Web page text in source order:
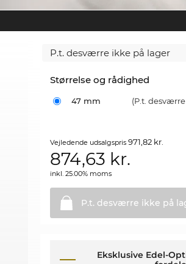
P.t. desværre ikke på lager
Størrelse og rådighed
47 mm (P.t.
Vejledende udsalgspris971,82 kr.
874,63 kr.
inkl. 25.00% moms
P.t. desværre ikke på
Eksklusive Edel-